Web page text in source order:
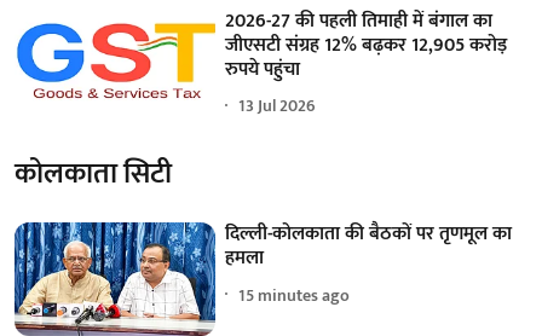
2026-27 की पहली तिमाही में बंगाल का
जीएसटी संग्रह 12% बढ़कर 12,905 करोड़
रुपये पहुंचा
13 Jul 2026
कोलकाता सिटी
दिल्ली-कोलकाता की बैठकों पर तृणमूल का
हमला
15 minutes ago